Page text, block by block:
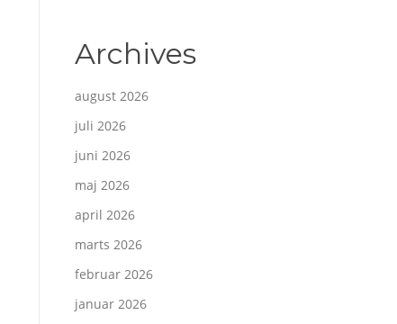
Archives
august 2026
juli 2026
juni 2026
maj 2026
april 2026
marts 2026
februar 2026
januar 2026